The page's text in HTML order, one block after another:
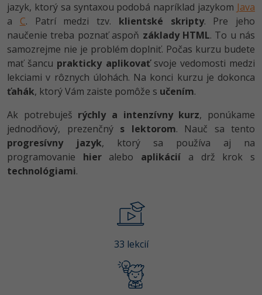
Céčko -80%
VB.NET
SQL
UML -80%
Algoritmy -41%
Umelá inteligencia -10%
Pre deti
Kurzy e-commerce
Testovanie softvéru
jazyk, ktorý sa syntaxou podobá napríklad jazykom Java
a C. Patrí medzi tzv. klientské skripty. Pre jeho
naučenie treba poznať aspoň základy HTML. To u nás
samozrejme nie je problém doplniť. Počas kurzu budete
mať šancu prakticky aplikovaťsvoje vedomosti medzi
lekciami v rôznych úlohách. Na konci kurzu je dokonca
ťahák, ktorý Vám zaiste pomôže s učením.
Ak potrebuješ rýchly a intenzívny kurz, ponúkame
jednodňový, prezenčný s lektorom. Nauč sa tento
progresívny jazyk, ktorý sa používa aj na
programovanie hieralebo aplikácií a drž krok s
technológiami.
33 lekcií